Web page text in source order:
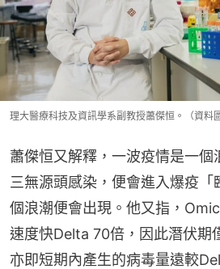
理大醫療科技及資訊學系副教授蕭傑恒。（資料
蕭傑恒又解釋，一波疫情是一個
三無源頭感染，便會進入爆疫
個浪潮便會出現。他又指，
速度快Delta 70倍，因此潛伏期
亦即短期內產生的病毒量遠較